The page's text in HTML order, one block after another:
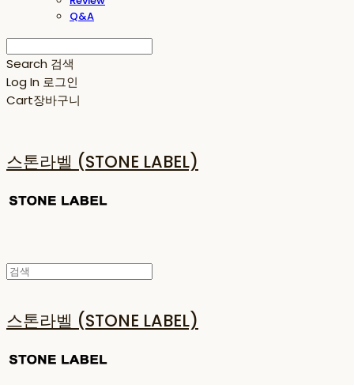
Q&A
Search 검색
Log In 로그인
Cart장바구니
스톤라벨 (STONE LABEL)
스톤라벨 (STONE LABEL)